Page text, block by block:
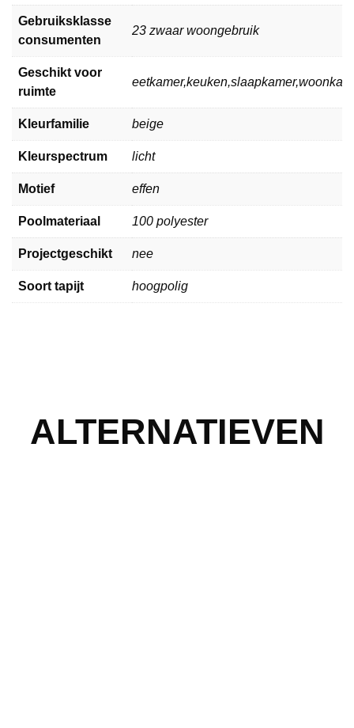
Gebruiksklasse
consumenten
23 zwaar woongebruik
Geschikt voor
ruimte
Kleurfamilie beige
Kleurspectrum licht
Motief effen
Poolmateriaal 100 polyester
Projectgeschikt nee
Soort tapijt hoogpolig
ALTERNATIEVEN